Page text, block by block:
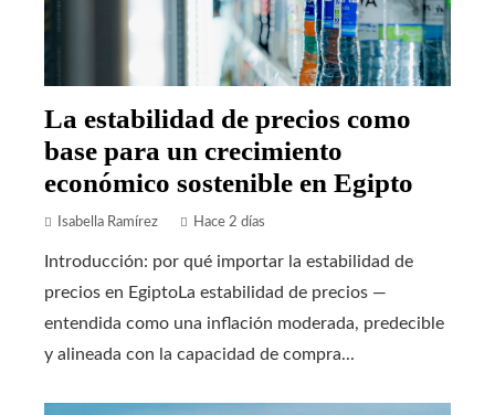
La estabilidad de precios como
base para un crecimiento
económico sostenible en Egipto
Isabella Ramírez Hace 2 días
Introducción: por qué importar la estabilidad de
precios en EgiptoLa estabilidad de precios —
entendida como una inflación moderada, predecible
y alineada con la capacidad de compra...